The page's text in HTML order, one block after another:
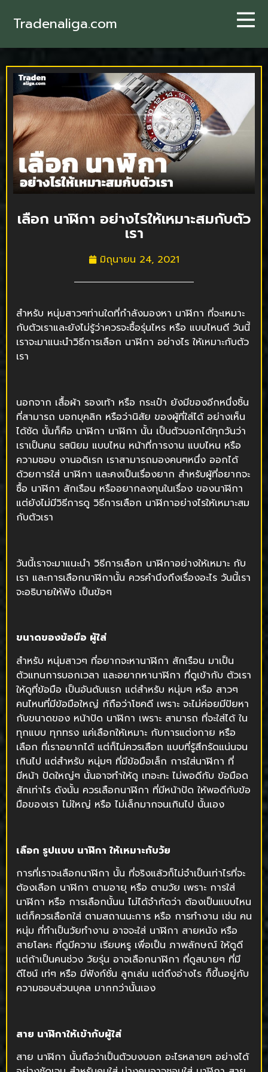
Tradenaliga.com
เลือก นาฬิกา อย่างไรให้เหมาะสมกับตัว
เรา
มิถุนายน 24, 2021
สำหรับ หนุ่มสาวๆท่านใดที่กำลังมองหา นาฬิกา ที่จะเหมาะ
กับตัวเราและยังไม่รู้ว่าควรจะซื้อรุ่นไหร หรือ แบบไหนดี วันนี้
เราจะมาแนะนำวิธีการเลือก นาฬิกา อย่างไร ให้เหมาะกับตัว
เรา
นอกจาก เสื้อผ้า รองเท้า หรือ กระเป๋า ยังมีของอีกหนึ่งชิ้น
ที่สามารถ บอกบุคลิก หรือว่านิสัย ของผู้ที่ใส่ได้ อย่างเห็น
ได้ชัด นั้นก็คือ นาฬิกา นาฬิกา นั้น เป็นตัวบอกได้ทุกวันว่า
เราเป็นคน รสนิยม แบบไหน หน้าที่การงาน แบบไหน หรือ
ความชอบ งานอดิเรก เราสามารถมองคนๆหนึ่ง ออกได้
ด้วยการใส่ นาฬิกา และคงเป็นเรื่องยาก สำหรับผู้ที่อยากจะ
ซื้อ นาฬิกา สักเรือน หรืออยากลงทุนในเรื่อง ของนาฬิกา
แต่ยังไม่มีวิธีการดู วิธีการเลือก นาฬิกาอย่างไรให้เหมาะสม
กับตัวเรา
วันนี้เราจะมาแนะนำ วิธีการเลือก นาฬิกาอย่างให้เหมาะ กับ
เรา และการเลือกนาฬิกานั้น ควรคำนึงถึงเรื่องอะไร วันนี้เรา
จะอธิบายให้ฟัง เป็นข้อๆ
ขนาดของข้อมือ ผู้ใส่
สำหรับ หนุ่มสาวๆ ที่อยากจะหานาฬิกา สักเรือน มาเป็น
ตัวแทนการบอกเวลา และอยากหานาฬิกา ที่ดูเข้ากับ ตัวเรา
ให้ดูที่ข้อมือ เป็นอันดับแรก แต่สำหรับ หนุ่มๆ หรือ สาวๆ
คนไหนที่มีข้อมือใหญ่ ก้ถือว่าโชคดี เพราะ จะไม่ค่อยมีปัยหา
กับขนาดของ หน้าปัด นาฬิกา เพราะ สามารถ ที่จะใส่ได้ ใน
ทุกแบบ ทุกทรง แค่เลือกให้เหมาะ กับการแต่งกาย หรือ
เลือก ที่เราอยากได้ แต่ก็ไม่ควรเลือก แบบที่รู้สึกรัดแน่นจน
เกินไป แต่สำหรับ หนุ่มๆ ที่มีข้อมือเล็ก การใส่นาฬิกา ที่
มีหน้า ปัดใหญ่ๆ นั้นอาจทำให้ดู เทอะทะ ไม่พอดีกับ ข้อมือด
สักเท่าไร ดังนั้น ควรเลือกนาฬิกา ที่มีหน้าปัด ให้พอดีกับข้อ
มือของเรา ไม่ใหญ่ หรือ ไม่เล็กมากจนเกินไป นั้นเอง
เลือก รูปแบบ นาฬิกา ให้เหมาะกับวัย
การที่เราจะเลือกนาฬิกา นั้น ที่จริงแล้วก็ไม่จำเป็นเท่าไรที่จะ
ต้องเลือก นาฬิกา ตามอายุ หรือ ตามวัย เพราะ การใส่
นาฬิกา หรือ การเลือกนั้นน ไม่ได้จำกัดว่า ต้องเป็นแบบไหน
แต่ก็ควรเลือกใส่ ตามสถานนะการ หรือ การทำงาน เช่น คน
หนุ่ม ที่ทำเป็นวัยทำงาน อาจจะใส่ นาฬิกา สายหนัง หรือ
สายโลหะ ที่ดูมีความ เรียบหรู เพื่อเป็น ภาพลักษณ์ ให้ดูดี
แต่ถ้าเป็นคนช่วง วัยรุ่น อาจเลือกนาฬิกา ที่ดูสบายๆ ที่มี
ดีไซน์ เท่ๆ หรือ มีฟังก์ชั่น ลูกเล่น แต่ถึงอ่างไร ก็ขึ้นอยู่กับ
ความชอบส่วนบุคล มากกว่านั้นเอง
สาย นาฬิกาให้เข้ากับผู้ใส่
สาย นาฬิกา นั้นถือว่าเป็นตัวบงบอก อะไรหลายๆ อย่างได้